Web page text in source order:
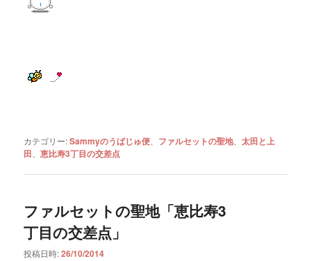
カテゴリー:Sammyのうばじゅ便 ファルセットの聖地、太田と上
田 、恵比寿3丁目の交差点
ファルセットの聖地「恵比寿3
丁目の交差点」
投稿日時:26/10/2014